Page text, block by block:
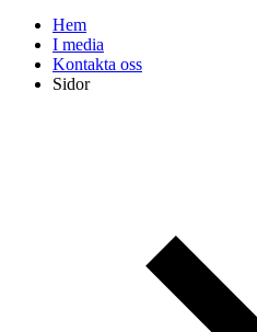
Hem
I media
Kontakta oss
Sidor